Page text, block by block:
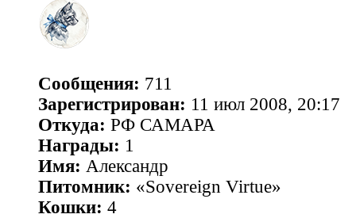
Сообщения: 711
Зарегистрирован: 11 июл 2008, 20:17
Откуда: РФ САМАРА
Награды: 1
Имя: Александр
Питомник: «Sovereign Virtue»
Кошки: 4